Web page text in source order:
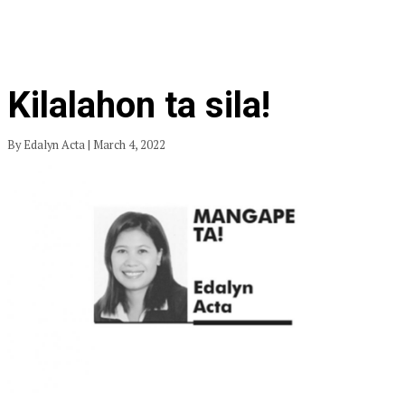
Kilalahon ta sila!
By Edalyn Acta | March 4, 2022